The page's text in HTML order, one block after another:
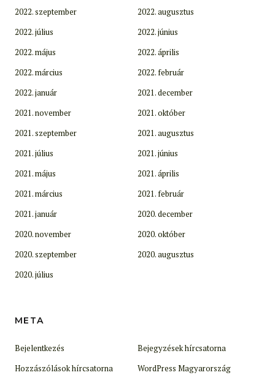
2022. szeptember
2022. augusztus
2022. július
2022. június
2022. május
2022. április
2022. március
2022. február
2022. január
2021. december
2021. november
2021. október
2021. szeptember
2021. augusztus
2021. július
2021. június
2021. május
2021. április
2021. március
2021. február
2021. január
2020. december
2020. november
2020. október
2020. szeptember
2020. augusztus
2020. július
META
Bejelentkezés
Bejegyzések hírcsatorna
Hozzászólások hírcsatorna
WordPress Magyarország